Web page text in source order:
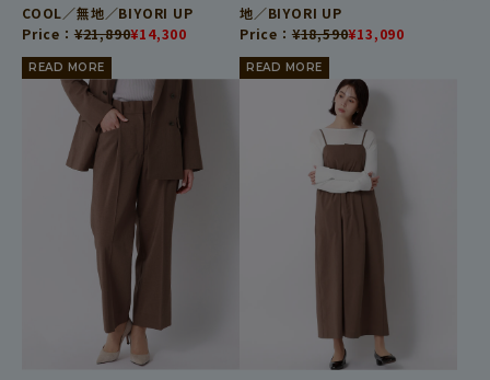
COOL／無地／BIYORI UP
Price：¥21,890¥14,300
READ MORE
地／BIYORI UP
Price：¥18,590¥13,090
READ MORE